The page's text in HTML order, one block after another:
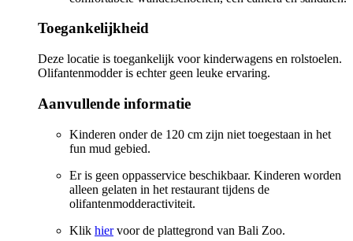
Toegankelijkheid
Deze locatie is toegankelijk voor kinderwagens en rolstoelen.
Olifantenmodder is echter geen leuke ervaring.
Aanvullende informatie
Kinderen onder de 120 cm zijn niet toegestaan in het
fun mud gebied.
Er is geen oppasservice beschikbaar. Kinderen worden
alleen gelaten in het restaurant tijdens de
olifantenmodderactiviteit.
Klik hiervoor de plattegrond van Bali Zoo.